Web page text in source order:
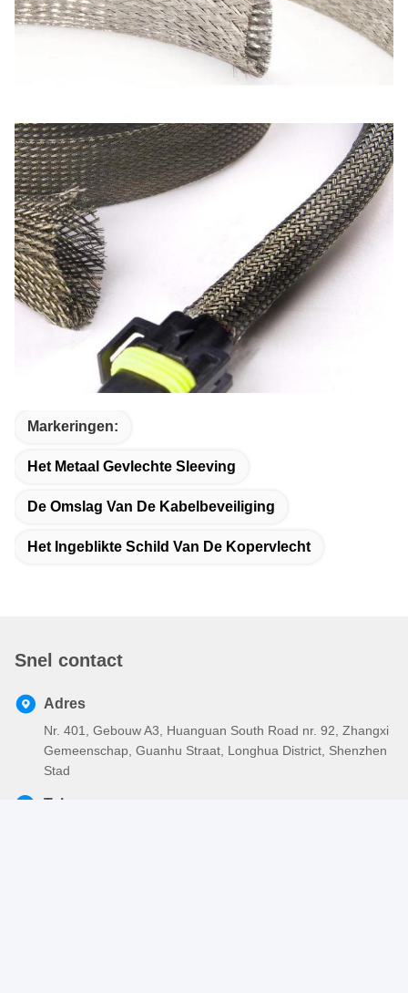
Markeringen:
Het Metaal Gevlechte Sleeving
De Omslag Van De Kabelbeveiliging
Het Ingeblikte Schild Van De Kopervlecht
Snel contact
Adres
Nr. 401, Gebouw A3, Huanguan South Road nr. 92, Zhangxi
Gemeenschap, Guanhu Straat, Longhua District, Shenzhen
Stad
Tel.